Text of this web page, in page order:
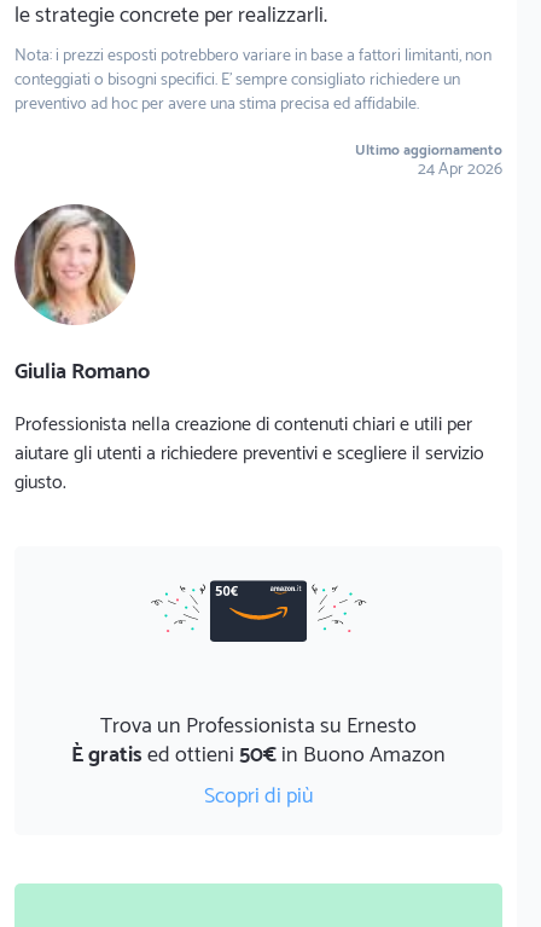
le strategie concrete per realizzarli.
Nota: i prezzi esposti potrebbero variare in base a fattori limitanti, non
conteggiati o bisogni specifici. E' sempre consigliato richiedere un
preventivo ad hoc per avere una stima precisa ed affidabile.
Ultimo aggiornamento
24 Apr 2026
Giulia Romano
Professionista nella creazione di contenuti chiari e utili per
aiutare gli utenti a richiedere preventivi e scegliere il servizio
giusto.
Trova un Professionista su Ernesto
È gratised ottieni50€in Buono Amazon
Scopri di più